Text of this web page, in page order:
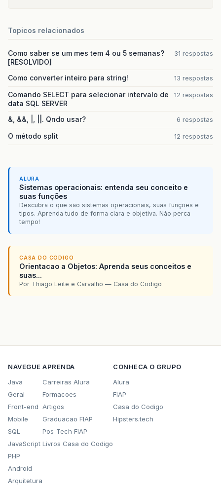
Topicos relacionados
Como saber se um mes tem 4 ou 5 semanas?
[RESOLVIDO]
31 respostas
Como converter inteiro para string! 13 respostas
Comando SELECT para selecionar intervalo de
data SQL SERVER
12 respostas
&, &&, |, ||. Qndo usar? 6 respostas
O método split 12 respostas
ALURA
Sistemas operacionais: entenda seu conceito e
suas funções
Descubra o que são sistemas operacionais, suas funções e
tipos. Aprenda tudo de forma clara e objetiva. Não perca
tempo!
CASA DO CODIGO
Orientacao a Objetos: Aprenda seus conceitos e
suas...
Por Thiago Leite e Carvalho — Casa do Codigo
NAVEGUE
Java
Geral
Front-end
Mobile
SQL
JavaScript
PHP
Android
Arquitetura
APRENDA
Carreiras Alura
Formacoes
Artigos
Graduacao FIAP
Pos-Tech FIAP
Livros Casa do Codigo
CONHECA O GRUPO
Alura
FIAP
Casa do Codigo
Hipsters.tech